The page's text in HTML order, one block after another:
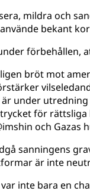
mildra och
bekant
förbehållen,
bröt mot
under
för rättsliga
och Gazas
sanningens
är inte
inte bara en